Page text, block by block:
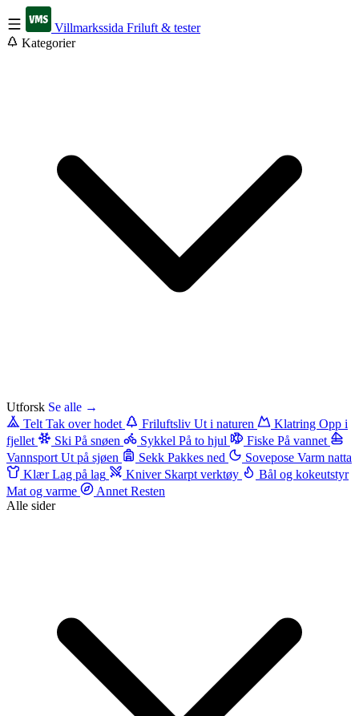
Villmarkssida Friluft & tester
Kategorier
Utforsk Se alle →
Telt Tak over hodet Friluftsliv Ut i naturen Klatring Opp i
fjellet
Ski På snøen Sykkel På to hjul Fiske På vannet
Vannsport Ut på sjøen Sekk Pakkes ned Sovepose Varm natta
KlærLag på lag Kniver Skarpt verktøy
Bål og kokeutstyr
Mat og varme
Annet Resten
Alle sider